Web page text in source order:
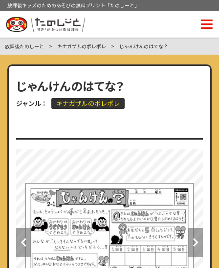
放課後キッズのためのあそびの無料プリント「たのしーと」
放課後たのしーと キナガザルのポレポレ じゃんけんのはてな？
じゃんけんのはてな？
ジャンル： キナガザルのポレポレ